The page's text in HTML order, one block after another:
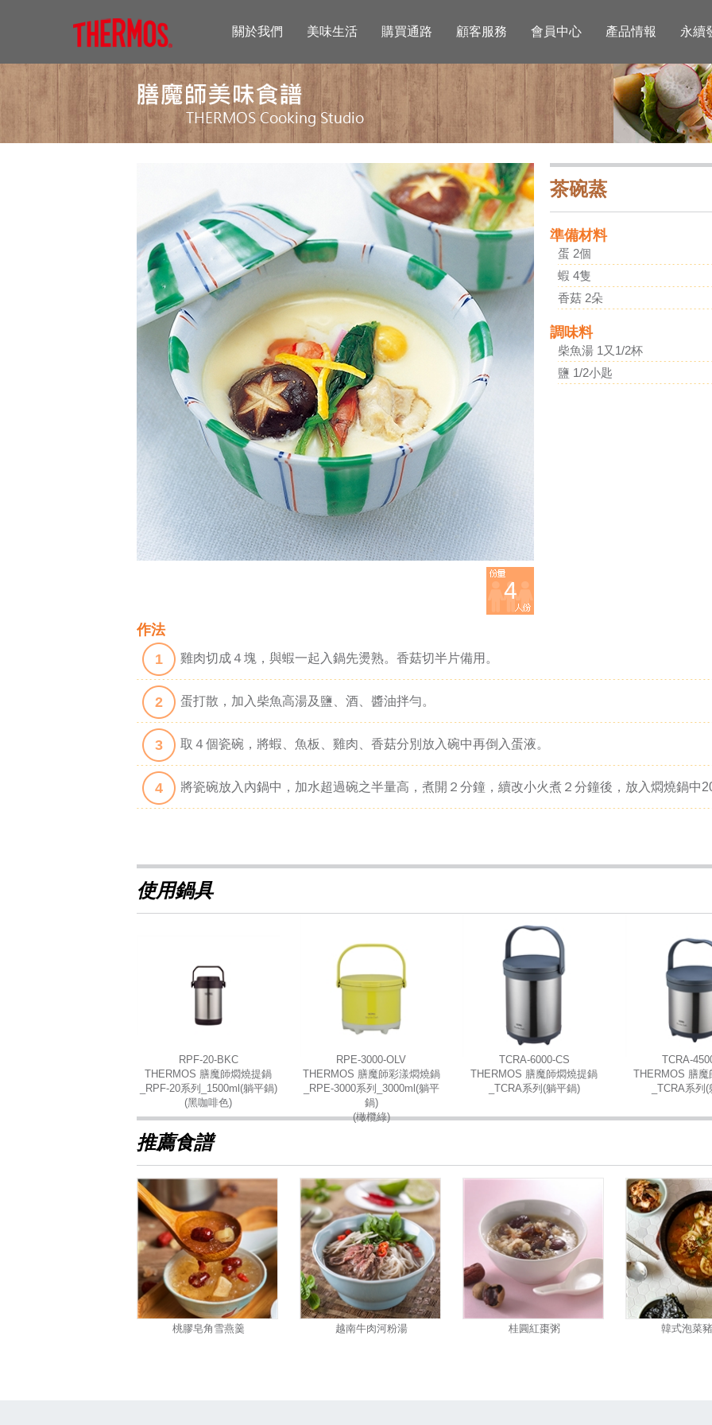
關於我們 美味生活 購買通路 顧客服務 會員中心 產品情報 永續
4
茶碗蒸
準備材料
蛋 2個
蝦 4隻
香菇 2朵
調味料
柴魚湯 1又1/2杯
鹽 1/2小匙
作法
1
雞肉切成４塊，與蝦一起入鍋先燙熟。香菇切半片備用。
2 蛋打散，加入柴魚高湯及鹽、酒、醬油拌勻。
3 取４個瓷碗，將蝦、魚板、雞肉、香菇分別放入碗中再倒入蛋液。
4 將瓷碗放入內鍋中，加水超過碗之半量高，煮開２分鐘，續改小火煮２分鐘後，放入燜燒鍋中
使用鍋具
RPF-20-BKC
THERMOS 膳魔師燜燒提鍋
_RPF-20系列_1500ml(躺平鍋)
(黑咖啡色)
RPE-3000-OLV
THERMOS 膳魔師彩漾燜燒鍋
_RPE-3000系列_3000ml(躺平
鍋)
(橄欖綠)
TCRA-6000-CS
THERMOS 膳魔師燜燒提鍋
_TCRA系列(躺平鍋)
TCRA-
THERMOS 膳魔
_TCRA系列
推薦食譜
桃膠皂角雪燕羹 越南牛肉河粉湯 桂圓紅棗粥 韓式泡菜